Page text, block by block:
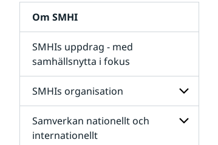
Om SMHI
SMHIs uppdrag - med
samhällsnytta i fokus
SMHIs organisation
Samverkan nationellt och
internationellt
för
Regeringsuppdrag
remissvar